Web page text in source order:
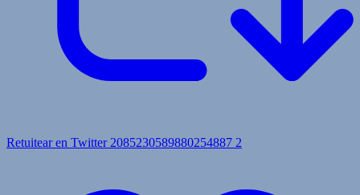
Retuitear en Twitter 2085230589880254887 2